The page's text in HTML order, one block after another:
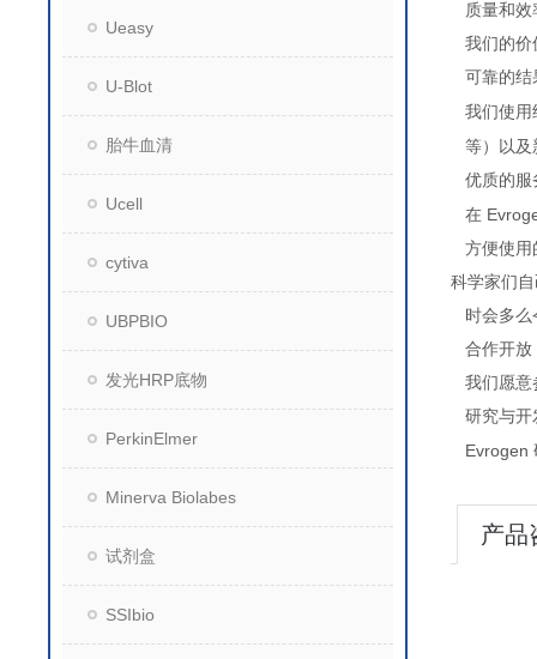
Ueasy
U-Blot
胎牛血清
Ucell
cytiva
UBPBIO
发光HRP底物
PerkinElmer
Minerva Biolabes
试剂盒
SSIbio
质量和
我们的价
可靠的结
我们使用
等）以及
优质的服
在
方便使用
科学家们
时会多
合作开放
我们愿意
研究与开
Evrogen
产品